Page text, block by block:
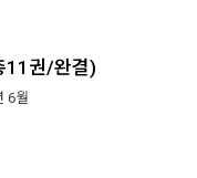
11권/완결)
6월